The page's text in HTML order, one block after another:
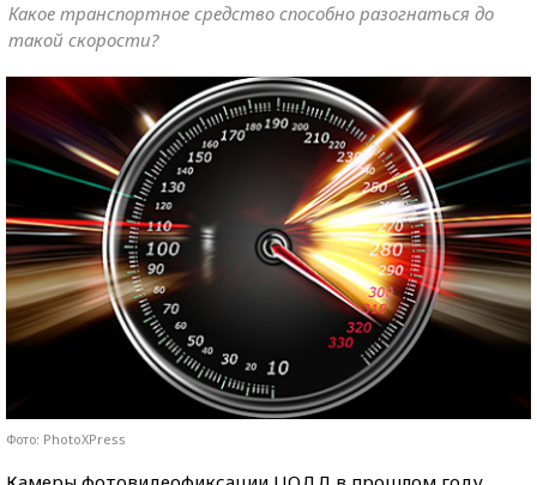
Какое транспортное средство способно разогнаться до
такой скорости?
Фото: PhotoXPress